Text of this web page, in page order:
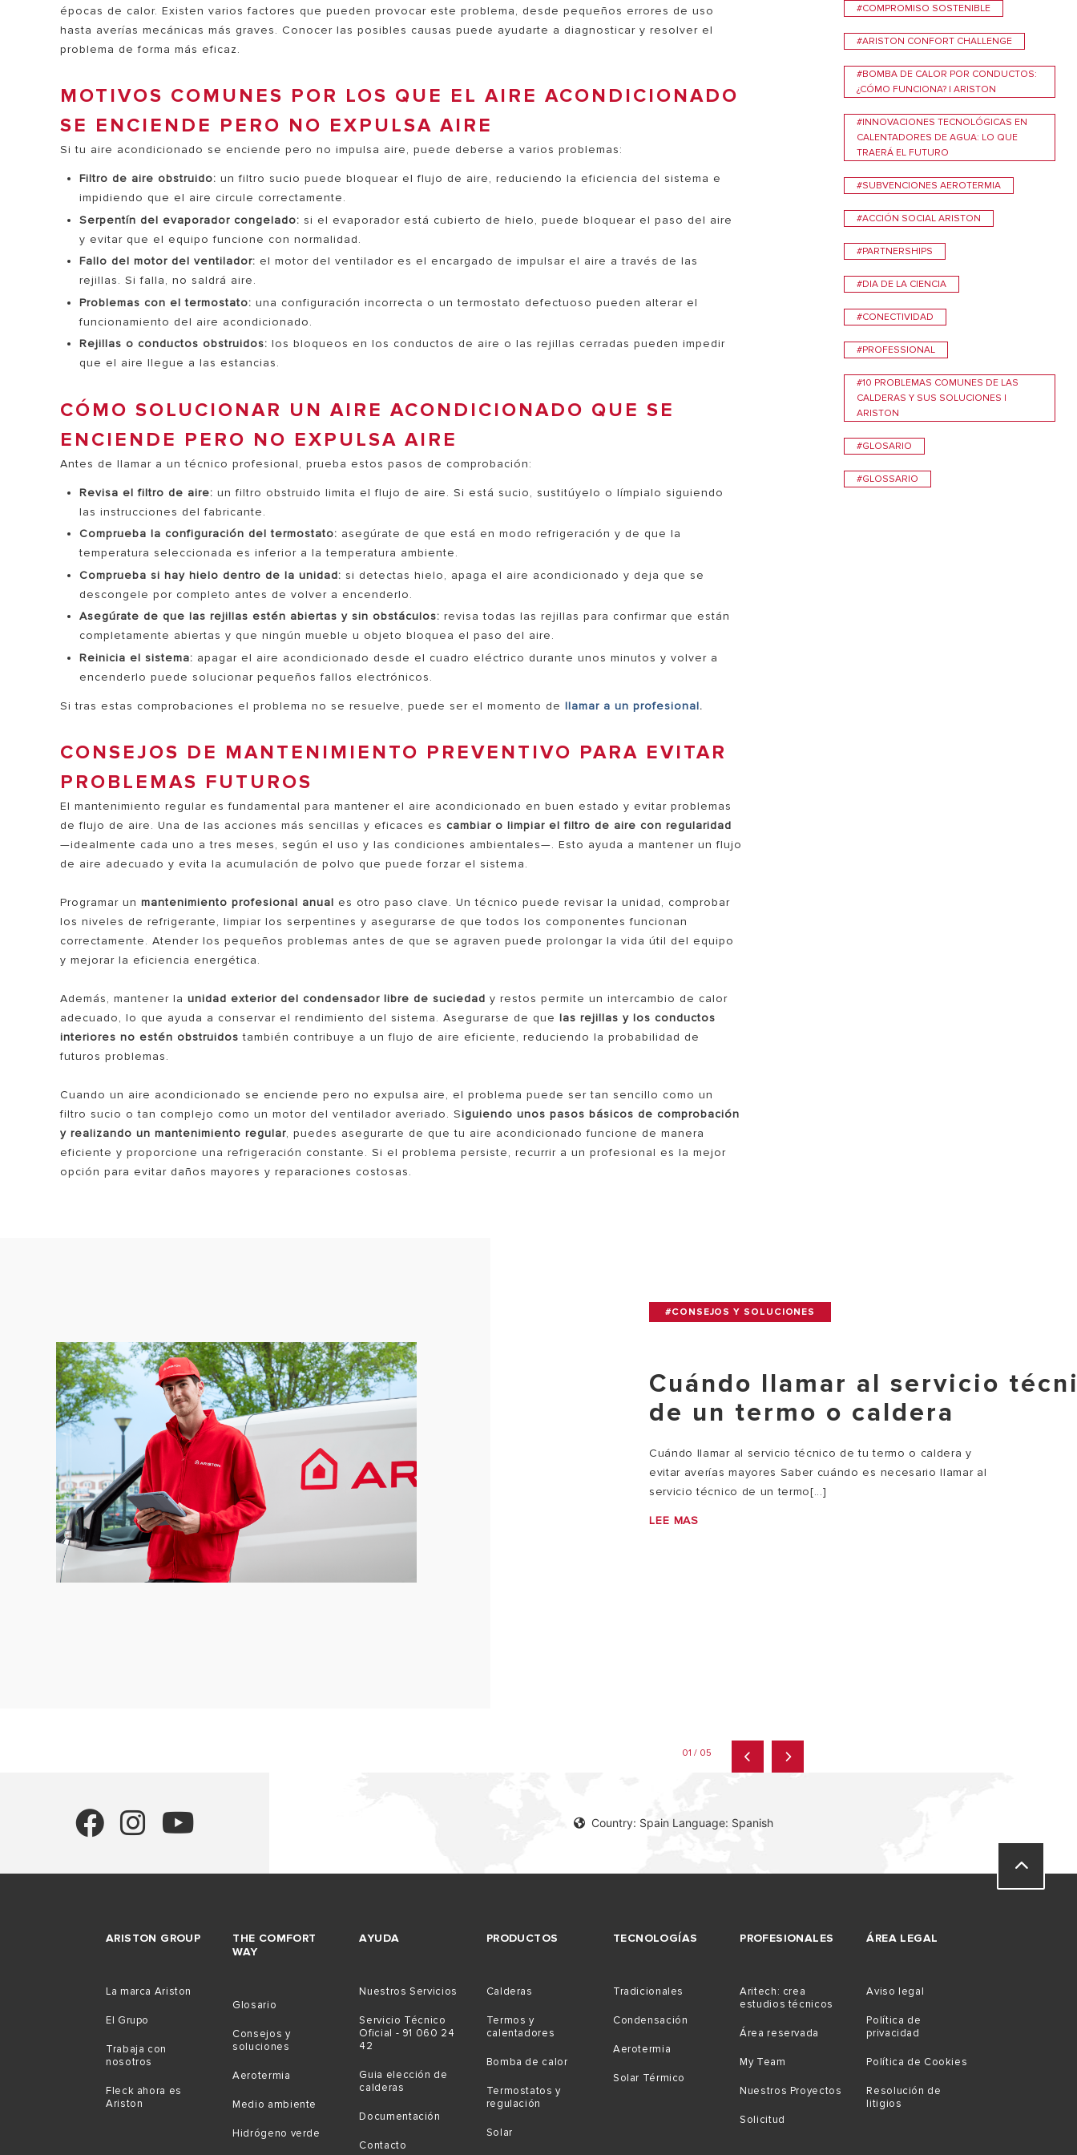
VER MÁS
CALCULA TU AHORRO
épocas de calor. Existen varios factores que pueden provocar este problema, desde pequeños errores de uso
hasta averías mecánicas más graves. Conocer las posibles causas puede ayudarte a diagnosticar y resolver el
problema de forma más eficaz.
MOTIVOS COMUNES POR LOS QUE EL AIRE ACONDICIONADO
SE ENCIENDE PERO NO EXPULSA AIRE
Si tu aire acondicionado se enciende pero no impulsa aire, puede deberse a varios problemas:
Filtro de aire obstruido: un filtro sucio puede bloquear el flujo de aire, reduciendo la eficiencia del sistema e
impidiendo que el aire circule correctamente.
Serpentín del evaporador congelado: si el evaporador está cubierto de hielo, puede bloquear el paso del aire
y evitar que el equipo funcione con normalidad.
Fallo del motor del ventilador: el motor del ventilador es el encargado de impulsar el aire a través de las
rejillas. Si falla, no saldrá aire.
Problemas con el termostato: una configuración incorrecta o un termostato defectuoso pueden alterar el
funcionamiento del aire acondicionado.
Rejillas o conductos obstruidos: los bloqueos en los conductos de aire o las rejillas cerradas pueden impedir
que el aire llegue a las estancias.
CÓMO SOLUCIONAR UN AIRE ACONDICIONADO QUE SE
ENCIENDE PERO NO EXPULSA AIRE
Antes de llamar a un técnico profesional, prueba estos pasos de comprobación:
Revisa el filtro de aire: un filtro obstruido limita el flujo de aire. Si está sucio, sustitúyelo o límpialo siguiendo
las instrucciones del fabricante.
Comprueba la configuración del termostato: asegúrate de que está en modo refrigeración y de que la
temperatura seleccionada es inferior a la temperatura ambiente.
Comprueba si hay hielo dentro de la unidad: si detectas hielo, apaga el aire acondicionado y deja que se
descongele por completo antes de volver a encenderlo.
Asegúrate de que las rejillas estén abiertas y sin obstáculos: revisa todas las rejillas para confirmar que están
completamente abiertas y que ningún mueble u objeto bloquea el paso del aire.
Reinicia el sistema: apagar el aire acondicionado desde el cuadro eléctrico durante unos minutos y volver a
encenderlo puede solucionar pequeños fallos electrónicos.
Si tras estas comprobaciones el problema no se resuelve, puede ser el momento dellamar a un profesional.
CONSEJOS DE MANTENIMIENTO PREVENTIVO PARA EVITAR
PROBLEMAS FUTUROS
El mantenimiento regular es fundamental para mantener el aire acondicionado en buen estado y evitar problemas
de flujo de aire. Una de las acciones más sencillas y eficaces es cambiar o limpiar el filtro de aire con regularidad
—idealmente cada uno a tres meses, según el uso y las condiciones ambientales—. Esto ayuda a mantener un flujo
de aire adecuado y evita la acumulación de polvo que puede forzar el sistema.
Programar unmantenimiento profesional anual es otro paso clave. Un técnico puede revisar la unidad, comprobar
los niveles de refrigerante, limpiar los serpentines y asegurarse de que todos los componentes funcionan
correctamente. Atender los pequeños problemas antes de que se agraven puede prolongar la vida útil del equipo
y mejorar la eficiencia energética.
Además, mantener launidad exterior del condensador libre de suciedad y restos permite un intercambio de calor
adecuado, lo que ayuda a conservar el rendimiento del sistema. Asegurarse de quelas rejillas y los conductos
interiores no estén obstruidos también contribuye a un flujo de aire eficiente, reduciendo la probabilidad de
futuros problemas.
Cuando un aire acondicionado se enciende pero no expulsa aire, el problema puede ser tan sencillo como un
filtro sucio o tan complejo como un motor del ventilador averiado. Siguiendo unos pasos básicos de comprobación
y realizando un mantenimiento regular, puedes asegurarte de que tu aire acondicionado funcione de manera
eficiente y proporcione una refrigeración constante. Si el problema persiste, recurrir a un profesional es la mejor
opción para evitar daños mayores y reparaciones costosas.
#COMPROMISO SOSTENIBLE
#ARISTON CONFORT CHALLENGE
#BOMBA DE CALOR POR CONDUCTOS:
¿CÓMO FUNCIONA? | ARISTON
#INNOVACIONES TECNOLÓGICAS EN
CALENTADORES DE AGUA: LO QUE
TRAERÁ EL FUTURO
#SUBVENCIONES AEROTERMIA
#ACCIÓN SOCIAL ARISTON
#PARTNERSHIPS
#DIA DE LA CIENCIA
#CONECTIVIDAD
#PROFESSIONAL
#10 PROBLEMAS COMUNES DE LAS
CALDERAS Y SUS SOLUCIONES |
ARISTON
#GLOSARIO
#GLOSSARIO
#CONSEJOS Y SOLUCIONES
Cuándo llamar al servicio
de un termo o caldera
Cuándo llamar al servicio técnico de tu termo o caldera y
evitar averías mayores Saber cuándo es necesario llamar al
servicio técnico de un termo[...]
LEE MAS
01 / 05
Country: Spain Language: Spanish
ARISTON GROUP
La marca Ariston
El Grupo
Trabaja con
nosotros
Fleck ahora es
Ariston
THE COMFORT
WAY
Glosario
Consejos y
soluciones
Aerotermia
Medio ambiente
Hidrógeno verde
AYUDA
Nuestros Servicios
Servicio Técnico
Oficial - 91 060 24
42
Guia elección de
calderas
Documentación
Contacto
PRODUCTOS
Calderas
Termos y
calentadores
Bomba de calor
Termostatos y
regulación
Solar
TECNOLOGÍAS
Tradicionales
Condensación
Aerotermia
Solar Térmico
PROFESIONALES
Aritech: crea
estudios técnicos
Área reservada
My Team
Nuestros Proyectos
Solicitud
ÁREA LEGAL
Aviso legal
Política de
privacidad
Política de Cookies
Resolución de
litigios